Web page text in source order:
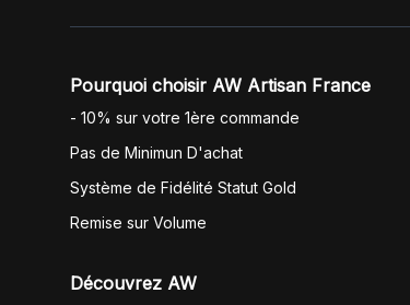
Pourquoi choisir AW Artisan France
- 10% sur votre 1ère commande
Pas de Minimun D'achat
Système de Fidélité Statut Gold
Remise sur Volume
Découvrez AW